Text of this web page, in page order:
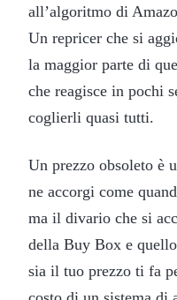
all’algoritmo di
Un repricer che si
la maggior parte di
che reagisce in pochi
coglierli quasi tutti.
Un prezzo obsoleto è
ne accorgi come
ma il divario che si
della Buy Box e
sia il tuo prezzo ti fa